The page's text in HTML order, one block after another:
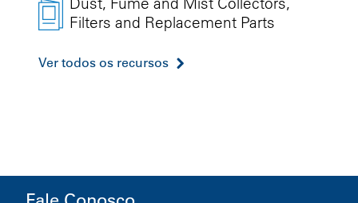
Filters and Replacement Parts
Ver todos os recursos